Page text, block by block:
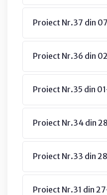
Proiect Nr.37 din
Proiect Nr.36 din
Proiect Nr.35 din
Proiect Nr.34 din
Proiect Nr.33 din
Proiect Nr.31 din